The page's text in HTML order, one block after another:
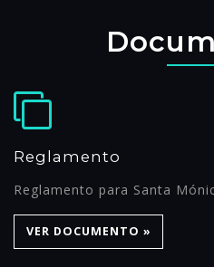
Reglamento
Reglamento para Santa
VER DOCUMENTO »